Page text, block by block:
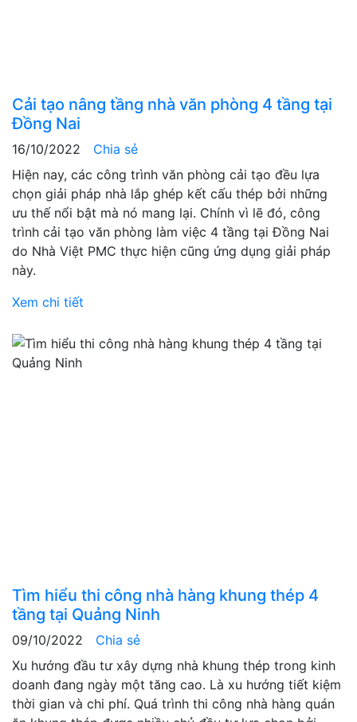
Cải tạo nâng tầng nhà văn phòng 4 tầng tại
Đồng Nai
16/10/2022
Chia sẻ
Hiện nay, các công trình văn phòng cải tạo đều lựa
chọn giải pháp nhà lắp ghép kết cấu thép bởi những
ưu thế nổi bật mà nó mang lại. Chính vì lẽ đó, công
trình cải tạo văn phòng làm việc 4 tầng tại Đồng Nai
do Nhà Việt PMC thực hiện cũng ứng dụng giải pháp
này.
Xem chi tiết
Tìm hiểu thi công nhà hàng khung thép 4
tầng tại Quảng Ninh
09/10/2022
Chia sẻ
Xu hướng đầu tư xây dựng nhà khung thép trong kinh
doanh đang ngày một tăng cao. Là xu hướng tiết kiệm
thời gian và chi phí. Quá trình thi công nhà hàng quán